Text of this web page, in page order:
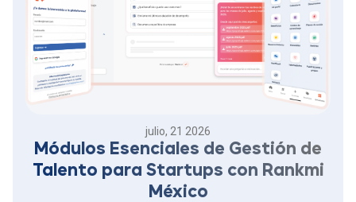
julio, 21 2026
Módulos Esenciales de Gestión de
Talento para Startups con Rankmi
México